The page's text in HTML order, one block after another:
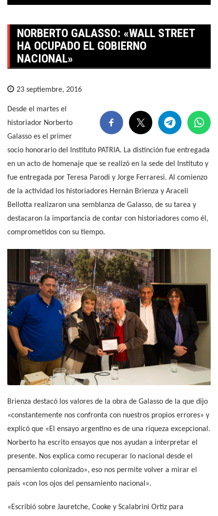
NORBERTO GALASSO: «WALL STREET
HA OCUPADO EL GOBIERNO
NACIONAL»
23 septiembre, 2016
Desde el martes el
historiador Norberto
Galasso es el primer
socio honorario del Instituto PATRIA. La distinción fue entregada
en un acto de homenaje que se realizó en la sede del Instituto y
fue entregada por Teresa Parodi y Jorge Ferraresi. Al comienzo
de la actividad los historiadores Hernán Brienza y Araceli
Bellotta realizaron una semblanza de Galasso, de su tarea y
destacaron la importancia de contar con historiadores como él,
comprometidos con su tiempo.
Brienza destacó los valores de la obra de Galasso de la que dijo
«constantemente nos confronta con nuestros propios errores» y
explicó que «El ensayo argentino es de una riqueza excepcional.
Norberto ha escrito ensayos que nos ayudan a interpretar el
presente. Nos explica como recuperar lo nacional desde el
pensamiento colonizado», eso nos permite volver a mirar el
país «con los ojos del pensamiento nacional».
«Escribió sobre Jauretche, Cooke y Scalabrini Ortiz para